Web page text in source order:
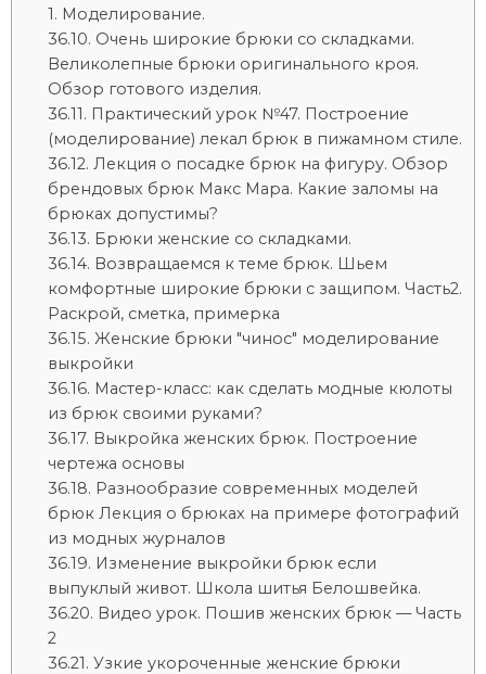
1. Моделирование.
Очень широкие брюки со складками.
Великолепные брюки оригинального кроя.
Обзор готового изделия.
Практический урок №47. Построение
(моделирование) лекал брюк в пижамном стиле.
Лекция о посадке брюк на фигуру. Обзор
брендовых брюк Макс Мара. Какие заломы на
брюках допустимы?
Брюки женские со складками.
Возвращаемся к теме брюк. Шьем
комфортные широкие брюки с защипом. Часть2.
Раскрой, сметка, примерка
Женские брюки "чинос" моделирование
выкройки
Мастер-класс: как сделать модные кюлоты
из брюк своими руками?
Выкройка женских брюк. Построение
чертежа основы
Разнообразие современных моделей
брюк Лекция о брюках на примере фотографий
из модных журналов
Изменение выкройки брюк если
выпуклый живот. Школа шитья Белошвейка.
Видео урок. Пошив женских брюк — Часть
2
Узкие укороченные женские брюки